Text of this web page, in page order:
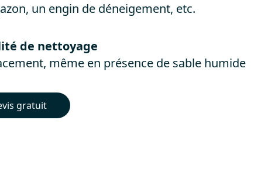
un engin de déneigement, etc.
de nettoyage
même en présence de sable humide
gratuit